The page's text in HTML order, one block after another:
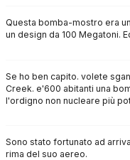
Questa bomba-mostro era
un design da 100 Megatoni.
Se ho ben capito. volete
Creek. e'600 abitanti una
l'ordigno non nucleare più
Sono stato fortunato ad
rima del suo aereo.